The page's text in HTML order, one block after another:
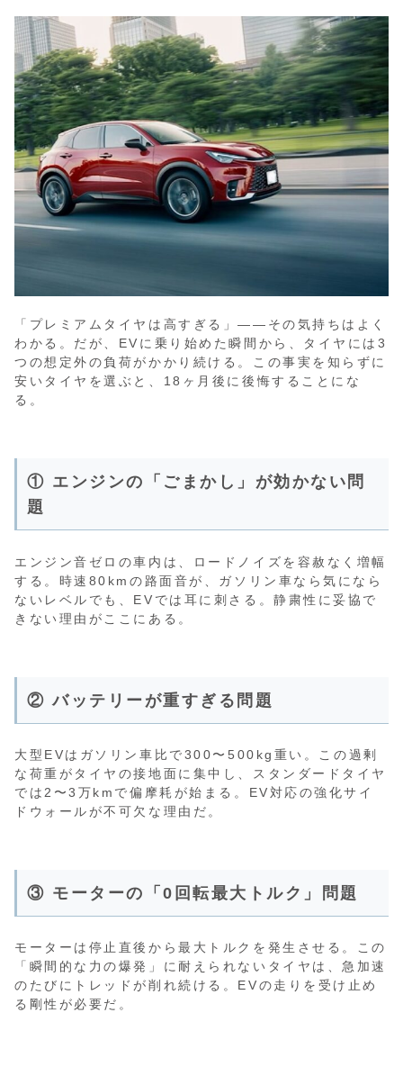
「プレミアムタイヤは高すぎる」——その気持ちはよく
わかる。だが、EVに乗り始めた瞬間から、タイヤには3
つの想定外の負荷がかかり続ける。この事実を知らずに
安いタイヤを選ぶと、18ヶ月後に後悔することにな
る。
① エンジンの「ごまかし」が効かない問
題
エンジン音ゼロの車内は、ロードノイズを容赦なく増幅
する。時速80kmの路面音が、ガソリン車なら気になら
ないレベルでも、EVでは耳に刺さる。静粛性に妥協で
きない理由がここにある。
② バッテリーが重すぎる問題
大型EVはガソリン車比で300〜500kg重い。この過剰
な荷重がタイヤの接地面に集中し、スタンダードタイヤ
では2〜3万kmで偏摩耗が始まる。EV対応の強化サイ
ドウォールが不可欠な理由だ。
③ モーターの「0回転最大トルク」問題
モーターは停止直後から最大トルクを発生させる。この
「瞬間的な力の爆発」に耐えられないタイヤは、急加速
のたびにトレッドが削れ続ける。EVの走りを受け止め
る剛性が必要だ。